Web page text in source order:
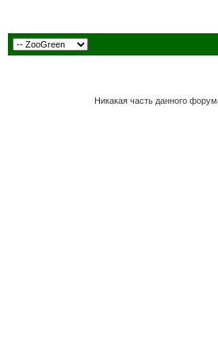
Никакая часть данного